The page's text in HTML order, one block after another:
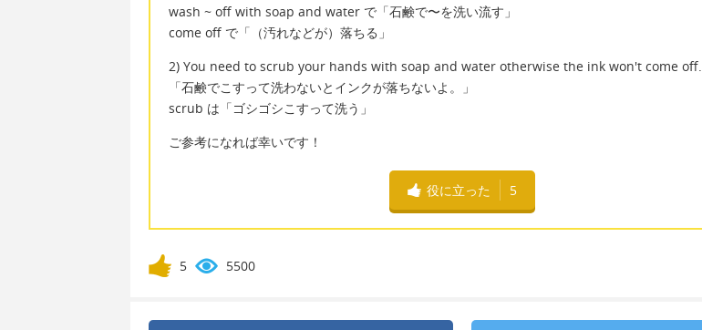
wash ~ off with soap and water で「石鹸で〜を洗い流す」
come off で「（汚れなどが）落ちる」
2) You need to scrub your hands with soap and water otherwise the ink won't come off.
「石鹸でこすって洗わないとインクが落ちないよ。」
scrub は「ゴシゴシこすって洗う」
ご参考になれば幸いです！
役に立った 5
5 5500